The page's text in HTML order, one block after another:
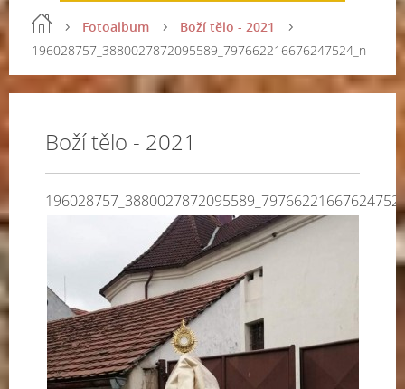
Fotoalbum
Boží tělo - 2021
196028757_3880027872095589_797662216676247524_n
Boží tělo - 2021